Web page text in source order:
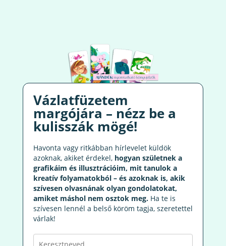
Vázlatfüzetem
margójára – nézz be a
kulisszák mögé!
Havonta vagy ritkábban hírlevelet küldök
azoknak, akiket érdekel, hogyan születnek a
grafikáim és illusztrációim, mit tanulok a
kreatív folyamatokból – és azoknak is, akik
szívesen olvasnának olyan gondolatokat,
amiket máshol nem osztok meg.Ha te is
szívesen lennél a belső köröm tagja, szeretettel
várlak!